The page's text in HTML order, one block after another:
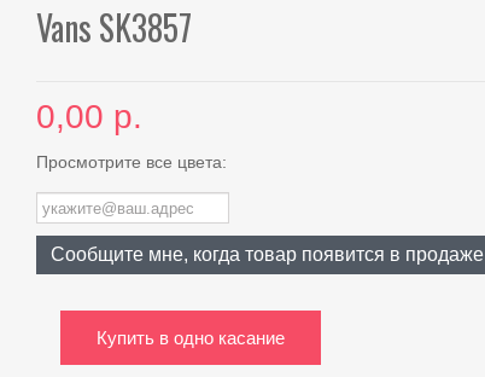
Vans SK3857
0,00 р.
Просмотрите все цвета:
Сообщите мне, когда товар появится в продаже
Купить в одно касание